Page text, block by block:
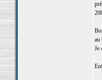
au
Je